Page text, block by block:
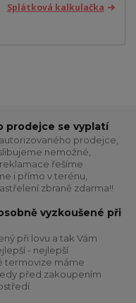
Splátková kalkulačka
prodejce se vyplatí
prodejce,
nemožné,
řešíme
i přímo v terénu,
zbraně zdarma!!
vyzkoušené při
při lovu a tak Vám
- nejlepší
termovize máme
před zakoupením